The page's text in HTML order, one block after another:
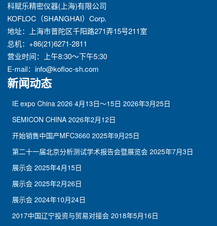
科赋乐精密仪器(上海)有限公司
KOFLOC（SHANGHAI）Corp.
地址：上海市普陀区千阳路271弄15号211室
总机：+86(21)6271-2811
营业时间：上午8:30～下午5:30
E-mail： info@kofloc-sh.com
新闻动态
IE expo China 2026 4月13日～15日 2026年3月25日
SEMICON CHINA 2026年2月12日
开始销售中国产MFC3660 2025年9月25日
第二十一届北京分析测试学术报告会暨展览会 2025年7月3日
展示会 2025年4月15日
展示会 2025年2月26日
展示会 2024年10月24日
2017中国辽宁投资与贸易对接会 2018年5月16日